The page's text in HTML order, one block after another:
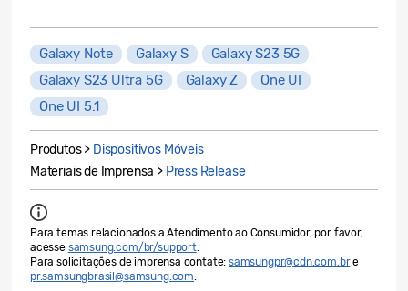
Galaxy Note Galaxy S
Galaxy S23 5G
Galaxy S23 Ultra 5G
Galaxy Z
One UI
One UI 5.1
Produtos > Dispositivos Móveis
Materiais de Imprensa > Press Release
Para temas relacionados a Atendimento ao Consumidor, por favor,
acesse samsung.com/br/support.
Para solicitações de imprensa contate: samsungpr@cdn.com.bre
pr.samsungbrasil@samsung.com